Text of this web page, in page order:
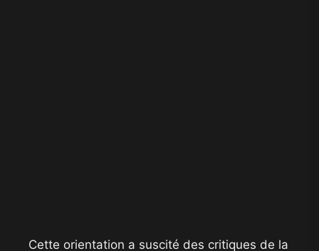
Cette orientation a suscité des critiques de la